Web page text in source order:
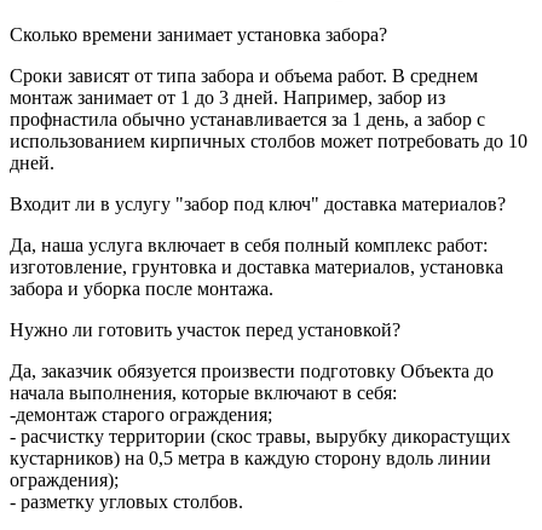
Сколько времени занимает установка забора?
Сроки зависят от типа забора и объема работ. В среднем
монтаж занимает от 1 до 3 дней. Например, забор из
профнастила обычно устанавливается за 1 день, а забор с
использованием кирпичных столбов может потребовать до 10
дней.
Входит ли в услугу "забор под ключ" доставка материалов?
Да, наша услуга включает в себя полный комплекс работ:
изготовление, грунтовка и доставка материалов, установка
забора и уборка после монтажа.
Нужно ли готовить участок перед установкой?
Да, заказчик обязуется произвести подготовку Объекта до
начала выполнения, которые включают в себя:
-демонтаж старого ограждения;
- расчистку территории (скос травы, вырубку дикорастущих
кустарников) на 0,5 метра в каждую сторону вдоль линии
ограждения);
- разметку угловых столбов.